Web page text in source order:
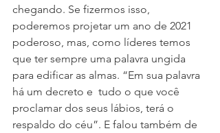
chegando. Se fizermos isso,
poderemos projetar um ano de 2021
poderoso, mas, como líderes temos
que ter sempre uma palavra ungida
para edificar as almas. “Em sua palavra
há um decreto e  tudo o que você
proclamar dos seus lábios, terá o
respaldo do céu”. E falou também de